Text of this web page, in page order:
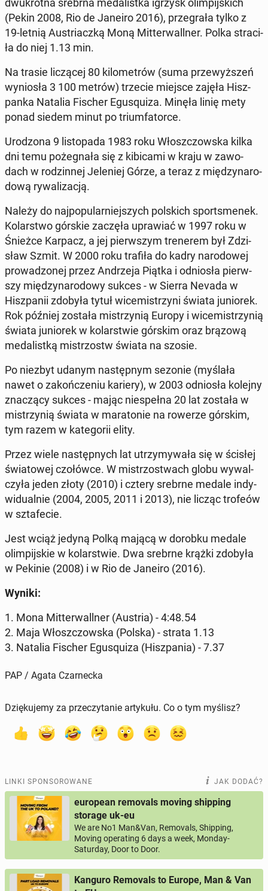
dwu­krot­na srebrna me­da­list­ka igrzysk olim­pij­skich
(Pekin 2008, Rio de Janeiro 2016), prze­gra­ła tylko z
19-letnią Au­striacz­ką Moną Mit­ter­wal­l­ner. Polka stra­ci­
ła do niej 1.13 min.
Na trasie li­czą­cej 80 ki­lo­me­trów (suma prze­wyż­szeń
wy­nio­sła 3 100 metrów) trzecie miejsce zajęła Hisz­
pan­ka Natalia Fischer Egu­squ­iza. Minęła linię mety
ponad siedem minut po trium­fa­tor­ce.
Uro­dzo­na 9 li­sto­pa­da 1983 roku Włosz­czow­ska kilka
dni temu po­że­gna­ła się z ki­bi­ca­mi w kraju w za­wo­
dach w ro­dzin­nej Je­le­niej Górze, a teraz z mię­dzy­na­ro­
do­wą ry­wa­li­za­cją.
Należy do naj­po­pu­lar­niej­szych pol­skich spor­t­sme­nek.
Ko­lar­stwo górskie zaczęła upra­wiać w 1997 roku w
Śnieżce Karpacz, a jej pierw­szym tre­ne­rem był Zdzi­
sław Szmit. W 2000 roku trafiła do kadry na­ro­do­wej
pro­wa­dzo­nej przez An­drze­ja Piątka i od­nio­sła pierw­
szy mię­dzy­na­ro­do­wy sukces - w Sierra Nevada w
Hisz­pa­nii zdobyła tytuł wi­ce­mi­strzy­ni świata ju­nio­rek.
Rok później została mi­strzy­nią Europy i wi­ce­mi­strzy­nią
świata ju­nio­rek w ko­lar­stwie górskim oraz brązową
me­da­list­ką mi­strzostw świata na szosie.
Po niezbyt udanym na­stęp­nym sezonie (myślała
nawet o za­koń­cze­niu kariery), w 2003 od­nio­sła kolejny
zna­czą­cy sukces - mając nie­speł­na 20 lat została w
mi­strzy­nią świata w ma­ra­to­nie na rowerze górskim,
tym razem w ka­te­go­rii elity.
Przez wiele na­stęp­nych lat utrzy­my­wa­ła się w ścisłej
świa­to­wej czo­łów­ce. W mi­strzo­stwach globu wy­wal­
czy­ła jeden złoty (2010) i cztery srebrne medale in­dy­
wi­du­al­nie (2004, 2005, 2011 i 2013), nie licząc trofeów
w szta­fe­cie.
Jest wciąż jedyną Polką mającą w dorobku medale
olim­pij­skie w ko­lar­stwie. Dwa srebrne krążki zdobyła
w Pekinie (2008) i w Rio de Janeiro (2016).
Wyniki:
1. Mona Mit­ter­wal­l­ner (Austria) - 4:48.54
2. Maja Włosz­czow­ska (Polska) - strata 1.13
3. Natalia Fischer Egu­squ­iza (Hisz­pa­nia) - 7.37
PAP / Agata Czarnecka
Dziękujemy za przeczytanie artykułu. Co o tym myślisz?
LINKI SPONSOROWANE JAK DODAĆ?
european removals moving shipping
storage uk-eu
We are No1 Man&Van, Removals, Shipping,
Moving operating 6 days a week, Monday-
Saturday, Door to Door.
Kanguro Removals to Europe, Man & Van